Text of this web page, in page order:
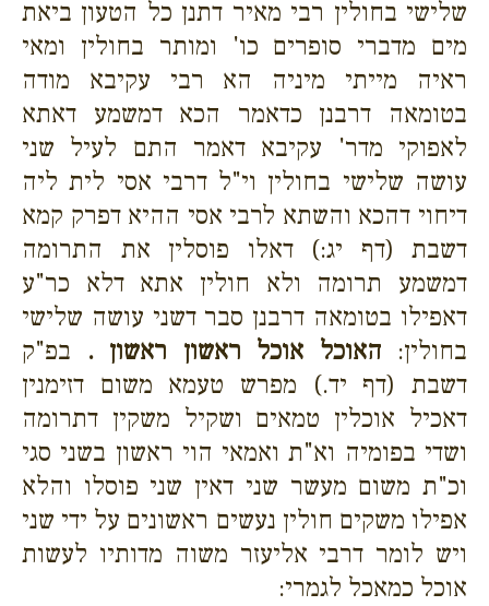
שלישי בחולין רבי מאיר דתנן כל הטעון ביאת
מים מדברי סופרים כו' ומותר בחולין ומאי
ראיה מייתי מיניה הא רבי עקיבא מודה
בטומאה דרבנן כדאמר הכא דמשמע דאתא
לאפוקי מדר' עקיבא דאמר התם לעיל שני
עושה שלישי בחולין וי"ל דרבי אסי לית ליה
דיחוי דהכא והשתא לרבי אסי ההיא דפרק קמא
דשבת (דף יג:) דאלו פוסלין את התרומה
דמשמע תרומה ולא חולין אתא דלא כר"ע
דאפילו בטומאה דרבנן סבר דשני עושה שלישי
בחולין: האוכל אוכל ראשון ראשון . בפ"ק
דשבת (דף יד.) מפרש טעמא משום דזימנין
דאכיל אוכלין טמאים ושקיל משקין דתרומה
ושדי בפומיה וא"ת ואמאי הוי ראשון בשני סגי
וכ"ת משום מעשר שני דאין שני פוסלו והלא
אפילו משקים חולין נעשים ראשונים על ידי שני
ויש לומר דרבי אליעזר משוה מדותיו לעשות
אוכל כמאכל לגמרי: